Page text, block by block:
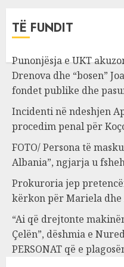
TË FUNDIT
Punonjësja e UKT
Drenova dhe “bosen”
fondet publike dhe
Incidenti në ndeshjen
procedim penal për
FOTO/ Persona të
Albania”, ngjarja u
Prokuroria jep
kërkon për Mariela dhe
“Ai që drejtonte
Çelën”, dëshmia e
PERSONAT që e